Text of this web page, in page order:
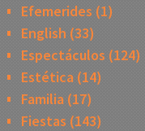
Efemerides (1)
English (33)
Espectáculos (124)
Estética(14)
Familia(17)
Fiestas (143)